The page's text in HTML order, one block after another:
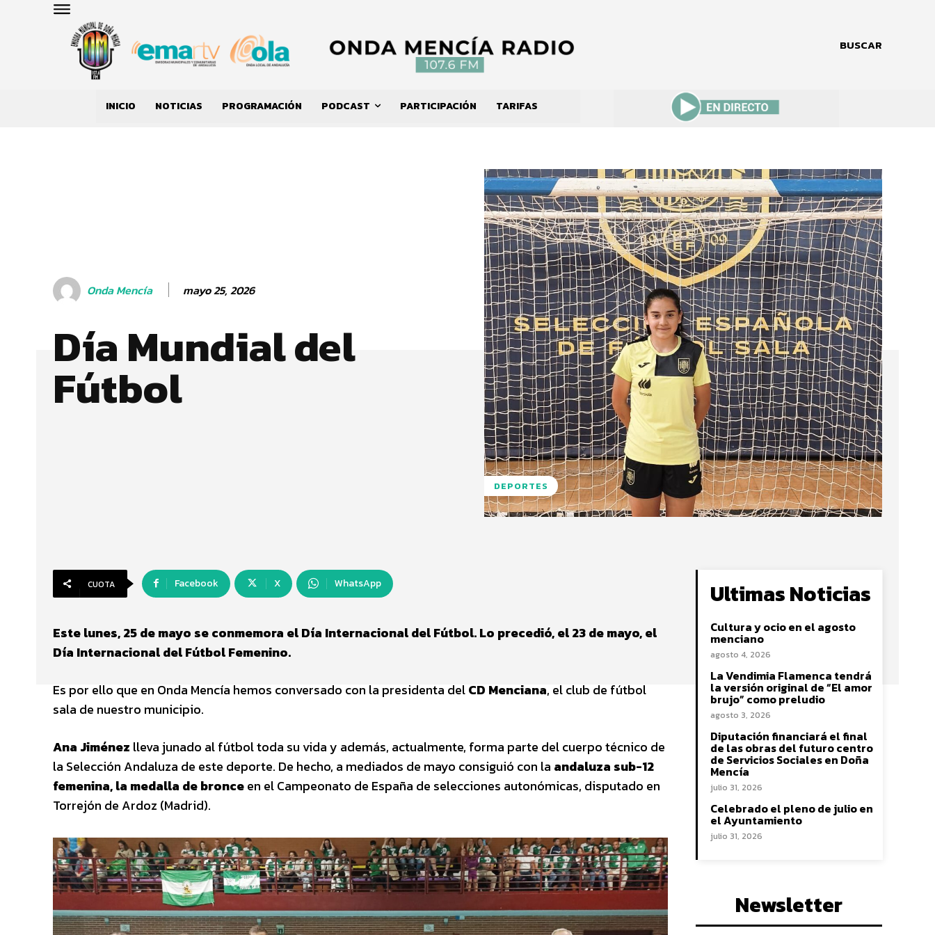
BUSCAR
INICIO NOTICIAS PROGRAMACIÓN PODCAST PARTICIPACIÓN TARIFAS
Onda Mencía mayo 25, 2026
Día Mundial del
Fútbol
DEPORTES
CUOTA Facebook X WhatsApp
Este lunes, 25 de mayo se conmemora el Día Internacional del Fútbol. Lo precedió, el 23 de mayo, el
Día Internacional del Fútbol Femenino.
Es por ello que en Onda Mencía hemos conversado con la presidenta delCD Menciana, el club de fútbol
sala de nuestro municipio.
Ana Jiménez lleva junado al fútbol toda su vida y además, actualmente, forma parte del cuerpo técnico de
la Selección Andaluza de este deporte. De hecho, a mediados de mayo consiguió con la andaluza sub-12
femenina, la medalla de bronceen el Campeonato de España de selecciones autonómicas, disputado en
Torrejón de Ardoz (Madrid).
Ultimas Noticias
Cultura y ocio en el agosto
menciano
agosto 4, 2026
La Vendimia Flamenca tendrá
la versión original de “El amor
brujo” como preludio
agosto 3, 2026
Diputación financiará el final
de las obras del futuro centro
de Servicios Sociales en Doña
Mencía
julio 31, 2026
Celebrado el pleno de julio en
el Ayuntamiento
julio 31, 2026
Newsletter